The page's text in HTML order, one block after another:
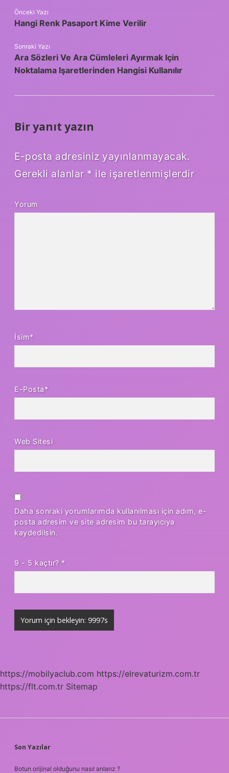
Önceki Yazı
Hangi Renk Pasaport Kime Verilir
Sonraki Yazı
Ara Sözleri Ve Ara Cümleleri Ayırmak Için
Noktalama Işaretlerinden Hangisi Kullanılır
Bir yanıt yazın
E-posta adresiniz yayınlanmayacak.
Gerekli alanlar * ile işaretlenmişlerdir
Yorum
İsim*
E-Posta*
Web Sitesi
Daha sonraki yorumlarımda kullanılması için adım, e-
posta adresim ve site adresim bu tarayıcıya
kaydedilsin.
9 - 5 kaçtır? *
https://mobilyaclub.com https://elrevaturizm.com.tr
https://flt.com.tr Sitemap
SIDEBAR
Son Yazılar
Botun orijinal olduğunu nasıl anlarız ?